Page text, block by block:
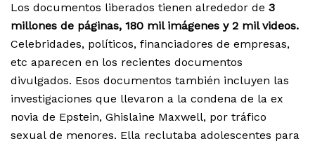
Los documentos liberados tienen alrededor de 3
millones de páginas, 180 mil imágenes y 2 mil videos.
Celebridades, políticos, financiadores de empresas,
etc aparecen en los recientes documentos
divulgados. Esos documentos también incluyen las
investigaciones que llevaron a la condena de la ex
novia de Epstein, Ghislaine Maxwell, por tráfico
sexual de menores. Ella reclutaba adolescentes para